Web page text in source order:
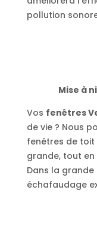
pollution
Mise à
Vos fenêtres
de vie ? Nous
fenêtres de toit
grande, tout
Dans la
échafaudage